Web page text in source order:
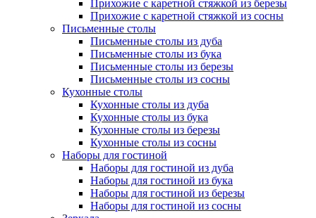
Прихожие с каретной стяжкой из березы
Прихожие с каретной стяжкой из сосны
Письменные столы
Письменные столы из дуба
Письменные столы из бука
Письменные столы из березы
Письменные столы из сосны
Кухонные столы
Кухонные столы из дуба
Кухонные столы из бука
Кухонные столы из березы
Кухонные столы из сосны
Наборы для гостиной
Наборы для гостиной из дуба
Наборы для гостиной из бука
Наборы для гостиной из березы
Наборы для гостиной из сосны